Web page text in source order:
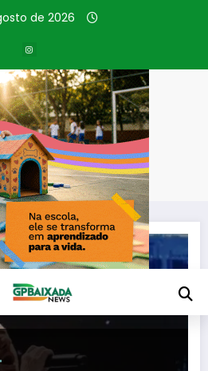
de 2026
Pontinha
Pontinha